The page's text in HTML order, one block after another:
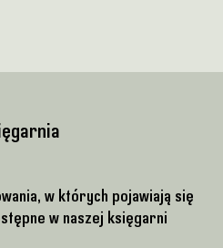
w których pojawiają się
w naszej księgarni